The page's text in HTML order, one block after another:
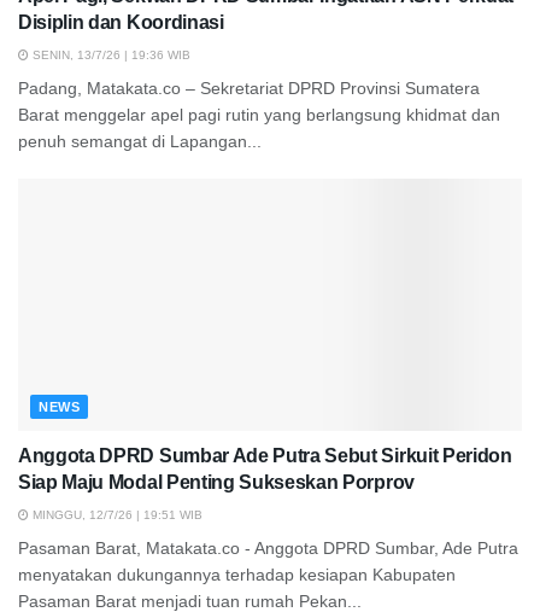
Disiplin dan Koordinasi
SENIN, 13/7/26 | 19:36 WIB
Padang, Matakata.co – Sekretariat DPRD Provinsi Sumatera
Barat menggelar apel pagi rutin yang berlangsung khidmat dan
penuh semangat di Lapangan...
NEWS
Anggota DPRD Sumbar Ade Putra Sebut Sirkuit Peridon
Siap Maju Modal Penting Sukseskan Porprov
MINGGU, 12/7/26 | 19:51 WIB
Pasaman Barat, Matakata.co - Anggota DPRD Sumbar, Ade Putra
menyatakan dukungannya terhadap kesiapan Kabupaten
Pasaman Barat menjadi tuan rumah Pekan...